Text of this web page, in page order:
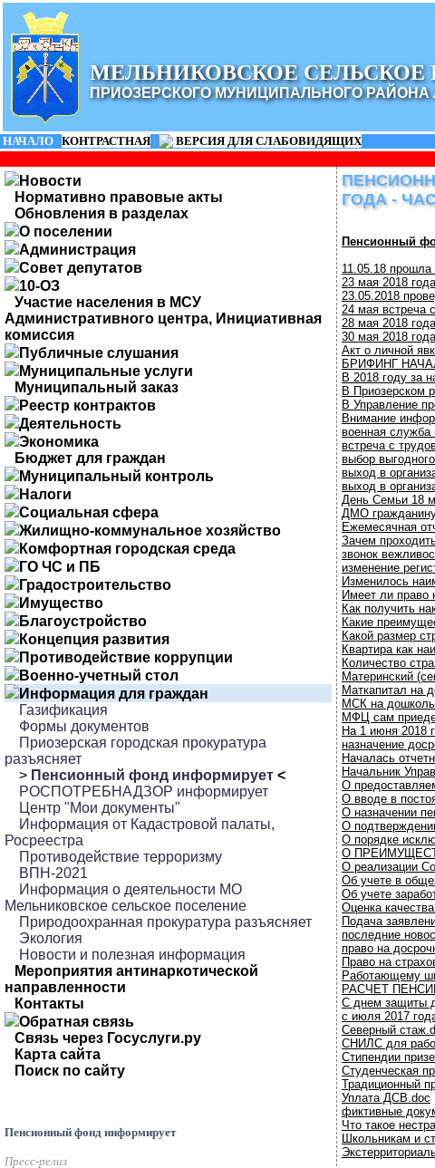
МЕЛЬНИКОВСКОЕ СЕЛЬСКОЕ
ПРИОЗЕРСКОГО МУНИЦИПАЛЬНОГО
НАЧАЛО | КОНТРАСТНАЯ |
ВЕРСИЯ ДЛЯ СЛАБОВИДЯЩИХ
Новости
Нормативно правовые акты
Обновления в разделах
О поселении
Администрация
Совет депутатов
10-ОЗ
Участие населения в МСУ
Административного центра, Инициативная
комиссия
Публичные слушания
Муниципальные услуги
Муниципальный заказ
Реестр контрактов
Деятельность
Экономика
Бюджет для граждан
Муниципальный контроль
Налоги
Социальная сфера
Жилищно-коммунальное хозяйство
Комфортная городская среда
ГО ЧС и ПБ
Градостроительство
Имущество
Благоустройство
Концепция развития
Противодействие коррупции
Военно-учетный стол
Информация для граждан
Газификация
Формы документов
Приозерская городская прокуратура
разъясняет
> Пенсионный фонд информирует <
РОСПОТРЕБНАДЗОР информирует
Центр "Мои документы"
Информация от Кадастровой палаты,
Росреестра
Противодействие терроризму
ВПН-2021
Информация о деятельности МО
Мельниковское сельское поселение
Природоохранная прокуратура разъясняет
Экология
Новости и полезная информация
Мероприятия антинаркотической
направленности
Контакты
Обратная связь
Связь через Госуслуги.ру
Карта сайта
Поиск по сайту
Пенсионный фонд информирует
Пресс-релиз
ГОДА -
Пенсионный
11.05.18
23 мая 2018
23.05.2018
24 мая встреча
28 мая 2018
30 мая 2018
Акт о личной
БРИФИНГ
В 2018 году за
В Приозерском
В Управление
Внимание
военная служба
встреча с
выбор
выход в
выход в
День Семьи 18
ДМО
Ежемесячная
Зачем
звонок
изменение
Изменилось
Имеет ли
Как получить
Какие
Какой размер
Квартира как
Количество
Материнский
Маткапитал на
МСК на
МФЦ сам
На 1 июня 2018
назначение
Началась
Начальник
О
О вводе в
О назначении
О
О порядке
О
О реализации
Об учете в
Об учете
Оценка
Подача
последние
право на
Право на
Работающему
РАСЧЕТ
С днем защиты
с июля 2017
Северный
СНИЛС для
Стипендии
Студенческая
Традиционный
Уплата ДСВ.doc
фиктивные
Что такое
Школьникам и